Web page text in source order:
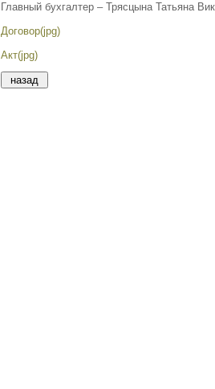
Главный бухгалтер – Трясцына Татьяна
Договор(jpg)
Акт(jpg)